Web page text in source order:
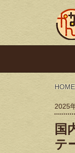
HOME
2025
国
テ